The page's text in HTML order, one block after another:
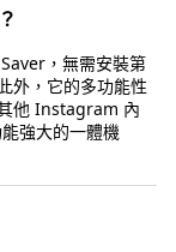
，無需安裝第
外，它的多功能性
他 Instagram 內
強大的一體機